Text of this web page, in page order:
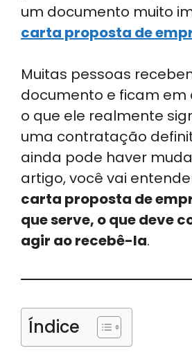
k
um documento muito
carta proposta de
Muitas pessoas
documento e ficam em
o que ele realmente
uma contratação
ainda pode haver
artigo, você vai
carta proposta de
que serve, o que deve
agir ao recebê-la.
Índice